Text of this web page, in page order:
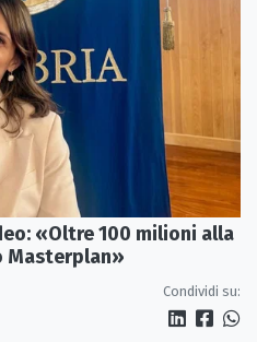
«Oltre 100 milioni alla
Masterplan»
Condividi su: